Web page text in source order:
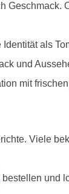
als
und
mit frischen
Viele
bestellen und